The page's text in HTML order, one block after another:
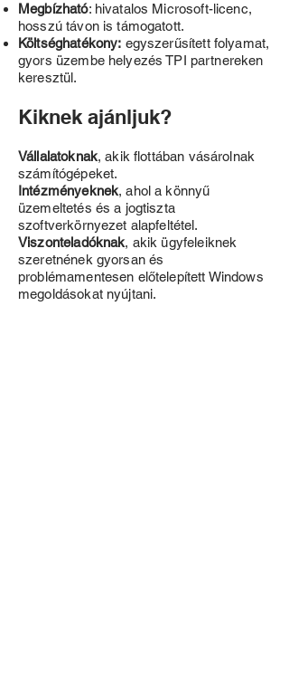
Megbízható: hivatalos Microsoft-licenc,
hosszú távon is támogatott.
Költséghatékony: egyszerűsített folyamat,
gyors üzembe helyezés TPI partnereken
keresztül.
Kiknek ajánljuk?
Vállalatoknak, akik flottában vásárolnak
számítógépeket.
Intézményeknek, ahol a könnyű
üzemeltetés és a jogtiszta
szoftverkörnyezet alapfeltétel.
Viszonteladóknak, akik ügyfeleiknek
szeretnének gyorsan és
problémamentesen előtelepített Windows
megoldásokat nyújtani.